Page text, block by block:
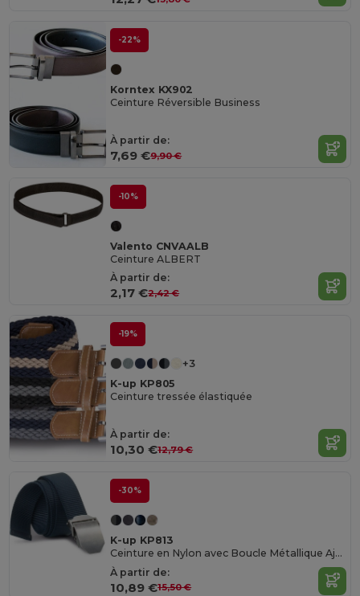
-22%
Korntex KX902
Ceinture Réversible Business
À partir de:
7,69 €9,90 €
-10%
Valento CNVAALB
Ceinture ALBERT
À partir de:
2,17 €2,42 €
-19%
+3
K-up KP805
Ceinture tressée élastiquée
À partir de:
10,30 €12,79 €
-30%
K-up KP813
Ceinture en Nylon avec Boucle Métallique Ajustable
À partir de:
10,89 €15,50 €